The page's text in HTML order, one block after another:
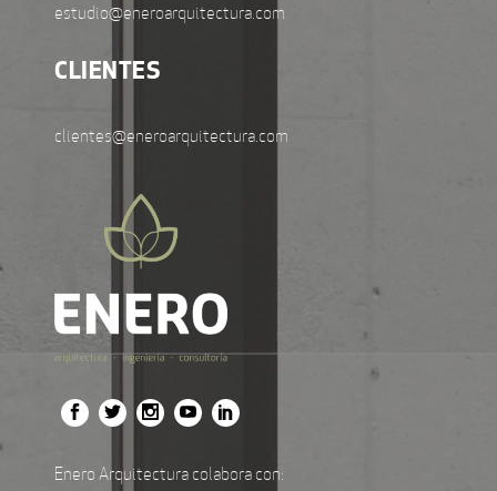
estudio@eneroarquitectura.com
CLIENTES
clientes@eneroarquitectura.com
Enero Arquitectura colabora con: